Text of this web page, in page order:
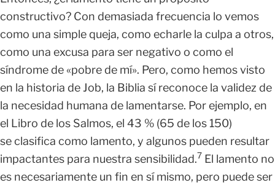
constructivo? Con demasiada frecuencia lo vemos
como una simple queja, como echarle la culpa a otros,
como una excusa para ser negativo o como el
síndrome de «pobre de mí». Pero, como hemos visto
en la historia de Job, la Biblia sí reconoce la validez de
la necesidad humana de lamentarse. Por ejemplo, en
el Libro de los Salmos, el 43 % (65 de los 150)
se clasifica como lamento, y algunos pueden resultar
impactantes para nuestra sensibilidad.7 El lamento no
es necesariamente un fin en sí mismo, pero puede ser